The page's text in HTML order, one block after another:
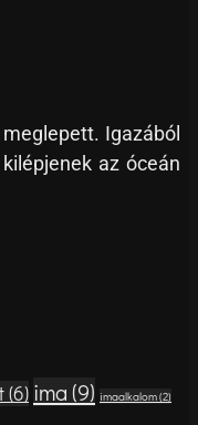
Igazából
az óceán
(6) ima(9) imaalkalom(2)